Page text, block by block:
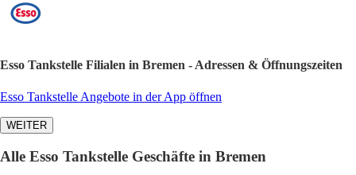
Esso Tankstelle Filialen in Bremen - Adressen & Öffnungszeiten
Esso Tankstelle Angebote in der App öffnen
WEITER
Alle Esso Tankstelle Geschäfte in Bremen